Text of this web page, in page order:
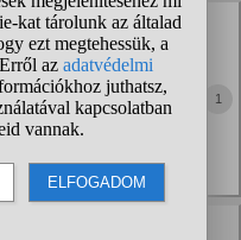
terrárium hány kg
de nem tudom,
berendezett
8 cm kókuszrost)
teherbírású polcot
1